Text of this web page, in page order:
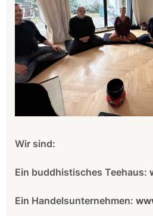
Wir sind:
Ein buddhistisches Teehaus:
Ein Handelsunternehmen: